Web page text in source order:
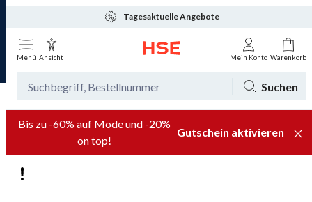
Tagesaktuelle Angebote
Menü Ansicht Mein Konto Warenkorb
Suchen
Bis zu -60% auf Mode und -20%
on top!
Gutschein aktivieren